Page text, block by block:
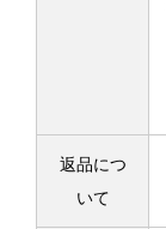
返品につ
いて